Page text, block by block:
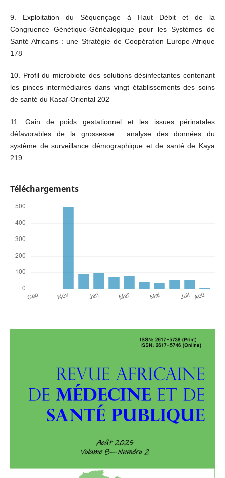
9. Exploitation du Séquençage à Haut Débit et de la
Congruence Génétique-Généalogique pour les Systèmes de
Santé Africains : une Stratégie de Coopération Europe-Afrique
178
10. Profil du microbiote des solutions désinfectantes contenant
les pinces intermédiaires dans vingt établissements des soins
de santé du Kasaï-Oriental 202
11. Gain de poids gestationnel et les issues périnatales
défavorables de la grossesse : analyse des données du
système de surveillance démographique et de santé de Kaya
219
Téléchargements